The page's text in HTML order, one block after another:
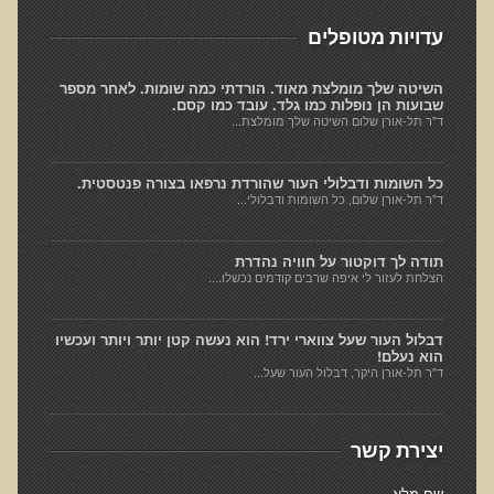
חקר יוחסין חוצה דורות MTTG
דיטוקסיפיקציה של הנפש EMDR
EMDR BSP MTTG
הארגון הישראלי לרפואת שיניים פונקציונאלית
תסמונת הנוירון הוקסי
מחקרים וספרות מדעית
רפואת שיניים ללא כספית ואמלגם
גולשים ממליצים
צור קשר
הסמכה
סדנאות מעמיקות להסמכה
טיהור רעלים
שאלות ותשובות מסדנת טיהור רעלים
עדויות מטופלים
השיטה שלך מומלצת מאוד. הורדתי כמה שומות. לאחר מספר
שבועות הן נופלות כמו גלד. עובד כמו קסם.
ד"ר תל-אורן שלום השיטה שלך מומלצת...
כל השומות ודבלולי העור שהורדת נרפאו בצורה פנטסטית.
ד"ר תל-אורן שלום, כל השומות ודבלולי...
תודה לך דוקטור על חוויה נהדרת
הצלחת לעזור לי איפה שרבים קודמים נכשלו....
דבלול העור שעל צווארי ירד! הוא נעשה קטן יותר ויותר ועכשיו
הוא נעלם!
ד"ר תל-אורן היקר, דבלול העור שעל...
יצירת קשר